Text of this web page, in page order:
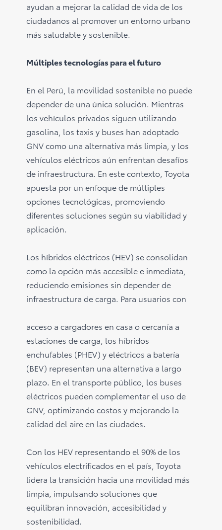
ayudan a mejorar la calidad de vida de los
ciudadanos al promover un entorno urbano
más saludable y sostenible.
Múltiples tecnologías para el futuro
En el Perú, la movilidad sostenible no puede
depender de una única solución. Mientras
los vehículos privados siguen utilizando
gasolina, los taxis y buses han adoptado
GNV como una alternativa más limpia, y los
vehículos eléctricos aún enfrentan desafíos
de infraestructura. En este contexto, Toyota
apuesta por un enfoque de múltiples
opciones tecnológicas, promoviendo
diferentes soluciones según su viabilidad y
aplicación.
Los híbridos eléctricos (HEV) se consolidan
como la opción más accesible e inmediata,
reduciendo emisiones sin depender de
infraestructura de carga. Para usuarios con
acceso a cargadores en casa o cercanía a
estaciones de carga, los híbridos
enchufables (PHEV) y eléctricos a batería
(BEV) representan una alternativa a largo
plazo. En el transporte público, los buses
eléctricos pueden complementar el uso de
GNV, optimizando costos y mejorando la
calidad del aire en las ciudades.
Con los HEV representando el 90% de los
vehículos electrificados en el país, Toyota
lidera la transición hacia una movilidad más
limpia, impulsando soluciones que
equilibran innovación, accesibilidad y
sostenibilidad.